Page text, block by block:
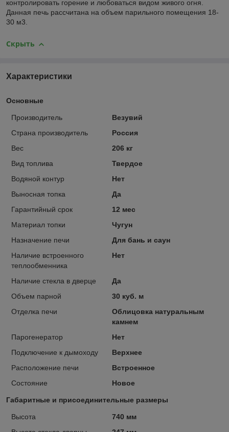
контролировать горение и любоваться видом живого огня.
Данная печь рассчитана на объем парильного помещения 18-
30 м3.
Скрыть
Характеристики
Основные
Производитель
Везувий
Страна производитель
Россия
Вес
206 кг
Вид топлива
Твердое
Водяной контур
Нет
Выносная топка
Да
Гарантийный срок
12 мес
Материал топки
Чугун
Назначение печи
Для бань и саун
Наличие встроенного
теплообменника
Нет
Наличие стекла в дверце
Да
Объем парной
30 куб. м
Отделка печи
Облицовка натуральным
камнем
Парогенератор
Нет
Подключение к дымоходу
Верхнее
Расположение печи
Встроенное
Состояние
Новое
Габаритные и присоединительные размеры
Высота
740 мм